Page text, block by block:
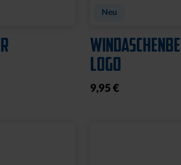
Neu
LOGO
9,95 €